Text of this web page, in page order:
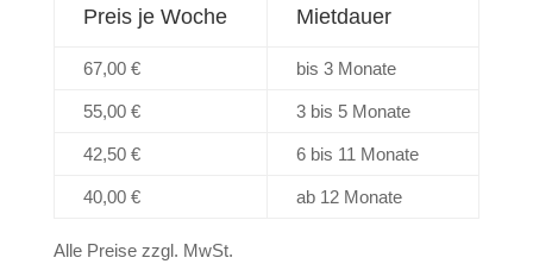
Preis je Woche Mietdauer
67,00 € bis 3 Monate
55,00 € 3 bis 5 Monate
42,50 € 6 bis 11 Monate
40,00 € ab 12 Monate
Alle Preise zzgl. MwSt.